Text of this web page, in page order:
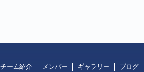
チーム紹介 メンバー ギャラリー ブログ